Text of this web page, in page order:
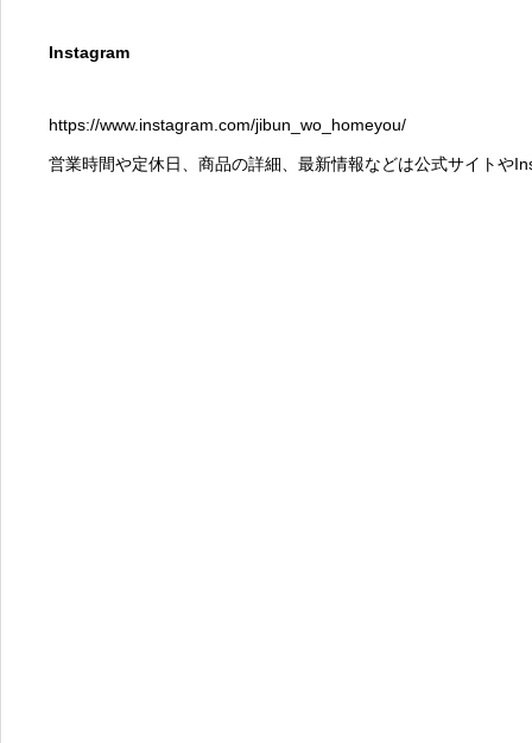
Instagram
https://www.instagram.com/jibun_wo_homeyou/
営業時間や定休日、商品の詳細、最新情報などは公式サイトや